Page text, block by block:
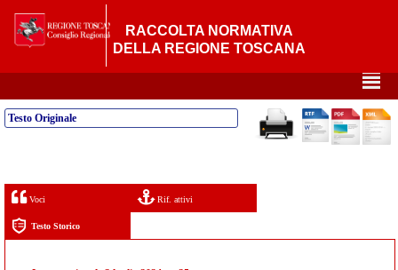
RACCOLTA NORMATIVA
DELLA REGIONE TOSCANA
²
Testo Originale
Voci Rif. attivi
Testo Storico